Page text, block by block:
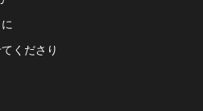
くださり